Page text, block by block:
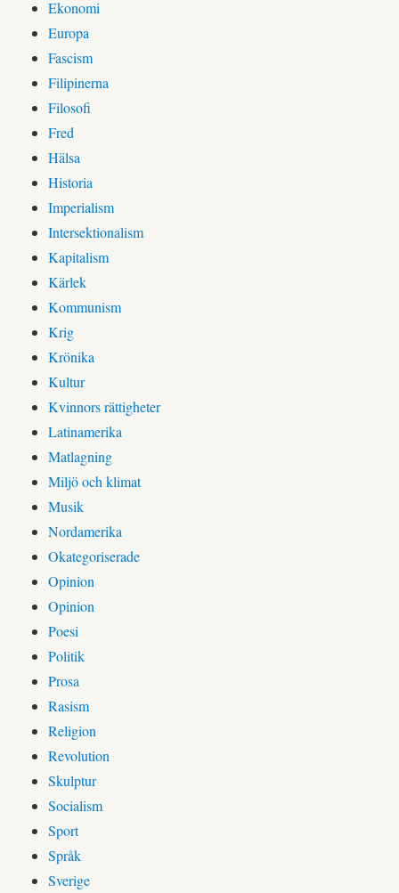
Ekonomi
Europa
Fascism
Filipinerna
Filosofi
Fred
Hälsa
Historia
Imperialism
Intersektionalism
Kapitalism
Kärlek
Kommunism
Krig
Krönika
Kultur
Kvinnors rättigheter
Latinamerika
Matlagning
Miljö och klimat
Musik
Nordamerika
Okategoriserade
Opinion
Opinion
Poesi
Politik
Prosa
Rasism
Religion
Revolution
Skulptur
Socialism
Sport
Språk
Sverige